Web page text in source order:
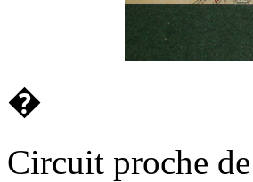
�
Circuit proche